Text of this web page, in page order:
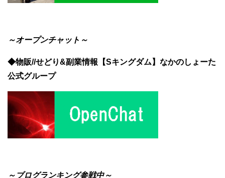
～オープンチャット～
◆物販//せどり&副業情報【Sキングダム】なかのしょーた
公式グループ
～ブログランキング参戦中～